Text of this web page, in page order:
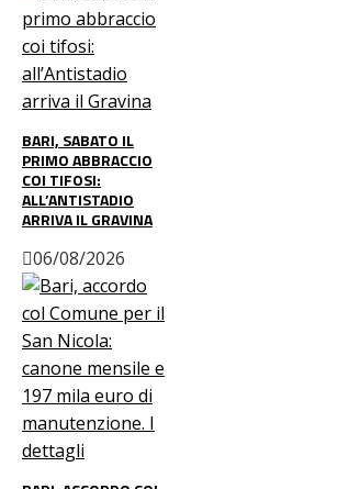
BARI, SABATO IL
PRIMO ABBRACCIO
COI TIFOSI:
ALL’ANTISTADIO
ARRIVA IL GRAVINA
06/08/2026